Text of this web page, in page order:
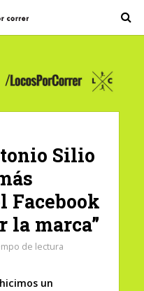
Silio
Facebook
la marca”
de lectura
un